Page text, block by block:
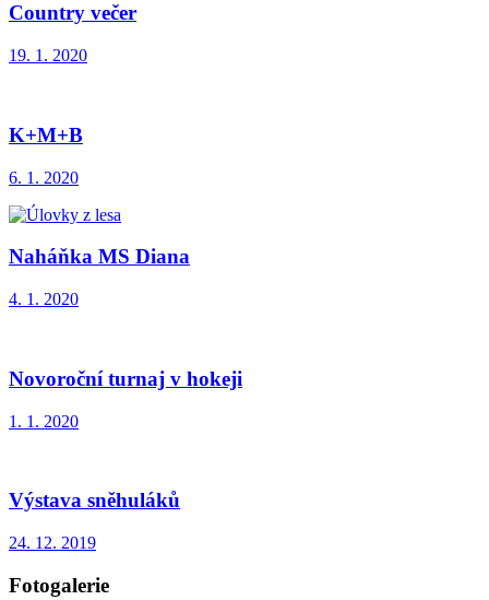
Country večer
19. 1. 2020
K+M+B
6. 1. 2020
Naháňka MS Diana
4. 1. 2020
Novoroční turnaj v hokeji
1. 1. 2020
Výstava sněhuláků
24. 12. 2019
Fotogalerie